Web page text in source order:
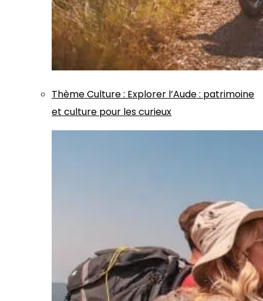
ThèmeCulture: Explorer l’Aude : patrimoine
et culture pour les curieux